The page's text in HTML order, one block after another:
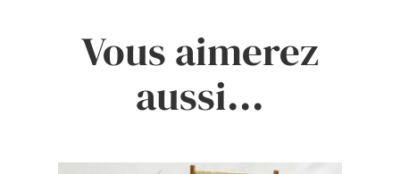
Vous aimerez
aussi...